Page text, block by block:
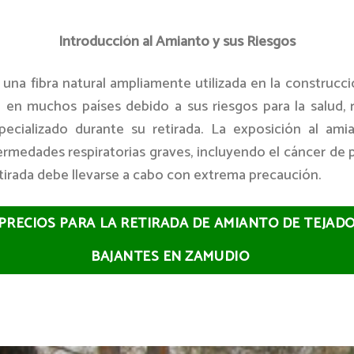
Introducción al Amianto y sus Riesgos
fibra natural ampliamente utilizada en la
muchos países debido a sus riesgos para la salud,
durante su retirada. La exposición al
respiratorias graves, incluyendo el cáncer de
debe llevarse a cabo con extrema precaución.
PARA LA RETIRADA DE AMIANTO DE
BAJANTES EN ZAMUDIO